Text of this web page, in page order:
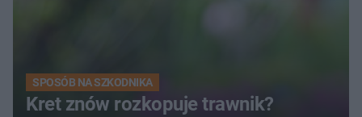
SPOSÓB NA SZKODNIKA
Kret znów rozkopuje trawnik?